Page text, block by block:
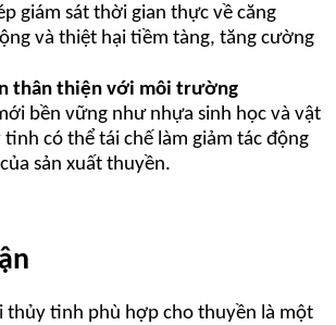
giám sát thời gian thực về căng
và thiệt hại tiềm tàng, tăng cường
thân thiện với môi trường
bền vững như nhựa sinh học và vật
có thể tái chế làm giảm tác động
sản xuất thuyền.
thủy tinh phù hợp cho thuyền là một